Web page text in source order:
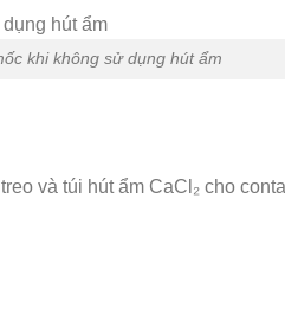
khi không sử dụng hút ẩm
và túi hút ẩm CaCl₂ cho